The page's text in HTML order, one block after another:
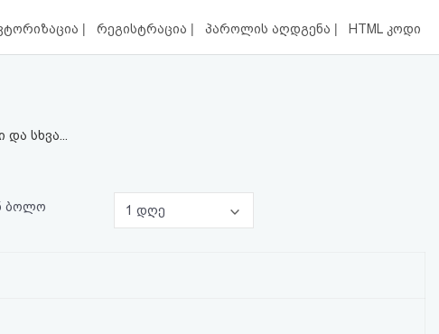
| რეგისტრაცია | პაროლის აღდგენა | HTML კოდი
სხვა...
ბოლო 1 დღე